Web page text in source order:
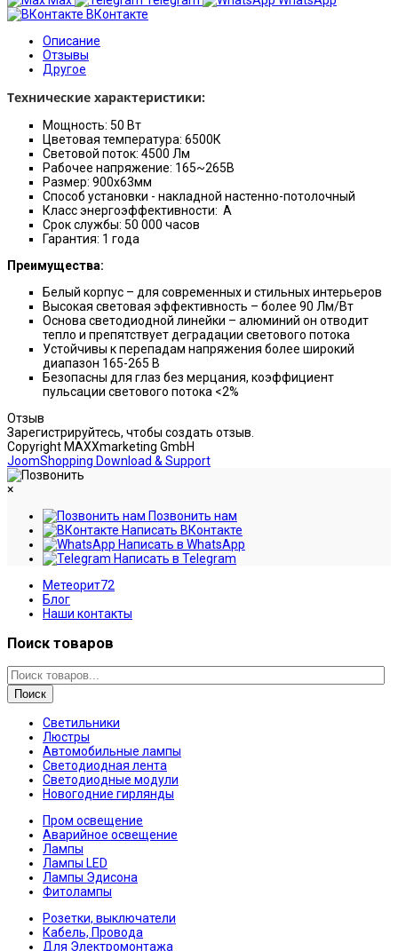
ВКонтакте
Описание
Отзывы
Другое
Технические характеристики:
Мощность: 50 Вт
Цветовая температура: 6500К
Световой поток: 4500 Лм
Рабочее напряжение: 165~265В
Размер: 900х63мм
Способ установки - накладной настенно-потолочный
Класс энергоэффективности: А
Срок службы: 50 000 часов
Гарантия: 1 года
Преимущества:
Белый корпус – для современных и стильных интерьеров
Высокая световая эффективность – более 90 Лм/Вт
Основа светодиодной линейки – алюминий он отводит
тепло и препятствует деградации светового потока
Устойчивы к перепадам напряжения более широкий
диапазон 165-265 В
Безопасны для глаз без мерцания, коэффициент
пульсации светового потока <2%
Отзыв
Зарегистрируйтесь, чтобы создать отзыв.
Copyright MAXXmarketing GmbH
JoomShopping Download & Support
×
Позвонить нам
Написать ВКонтакте
Написать в WhatsApp
Написать в Telegram
Метеорит72
Блог
Наши контакты
Поиск товаров
Поиск
Светильники
Люстры
Автомобильные лампы
Светодиодная лента
Светодиодные модули
Новогодние гирлянды
Пром освещение
Аварийное освещение
Лампы
Лампы LED
Лампы Эдисона
Фитолампы
Розетки, выключатели
Кабель, Провода
Для Электромонтажа